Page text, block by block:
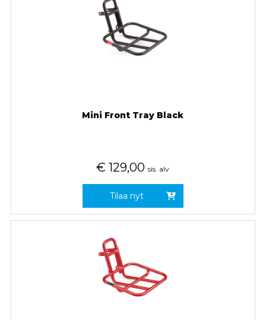
Mini Front Tray Black
€ 129,00 sis. alv
Tilaa nyt